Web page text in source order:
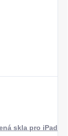
skla pro iPad